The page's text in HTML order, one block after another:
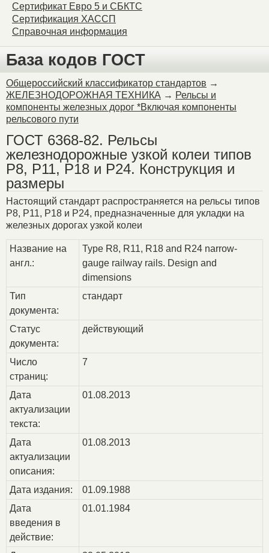
Сертификат Евро 5 и СБКТС
Сертификация ХАССП
Справочная информация
База кодов ГОСТ
Общероссийский классификатор стандартов →
ЖЕЛЕЗНОДОРОЖНАЯ ТЕХНИКА → Рельсы и
компоненты железных дорог *Включая компоненты
рельсового пути
ГОСТ 6368-82. Рельсы
железнодорожные узкой колеи типов
Р8, Р11, Р18 и Р24. Конструкция и
размеры
Настоящий стандарт распространяется на рельсы типов
Р8, Р11, Р18 и Р24, предназначенные для укладки на
железных дорогах узкой колеи
Название на
англ.:
Type R8, R11, R18 and R24 narrow-
gauge railway rails. Design and
dimensions
Тип
документа:
стандарт
Статус
документа:
действующий
Число
страниц:
7
Дата
актуализации
текста:
01.08.2013
Дата
актуализации
описания:
01.08.2013
Дата издания:
01.09.1988
Дата
введения в
действие:
01.01.1984